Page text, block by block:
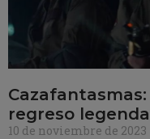
regreso
10 de noviembre de 2023